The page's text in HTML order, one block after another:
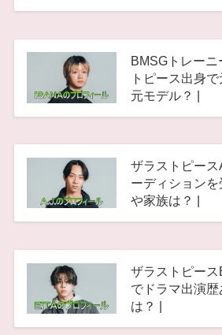
BMSGトレー
トピース出身
元モデル？ |
ザラストピー
ーディション
や家族は？ |
ザラストピー
でドラマ出演
は？ |